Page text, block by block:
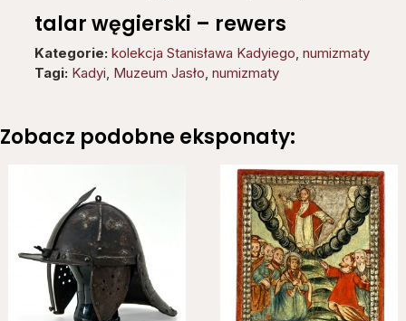
talar węgierski – rewers
Kategorie: kolekcja Stanisława Kadyiego, numizmaty
Tagi: Kadyi, Muzeum Jasło, numizmaty
Zobacz podobne eksponaty: